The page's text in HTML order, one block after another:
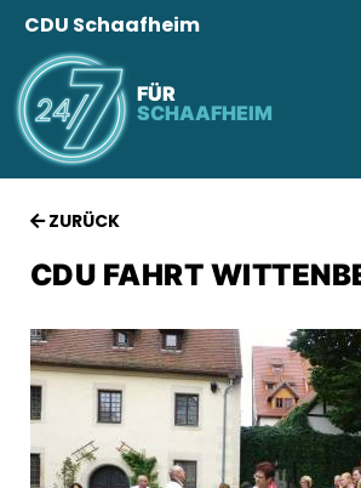
FÜR
SCHAAFHEIM
CDU Schaafheim
ZURÜCK
CDU FAHRT